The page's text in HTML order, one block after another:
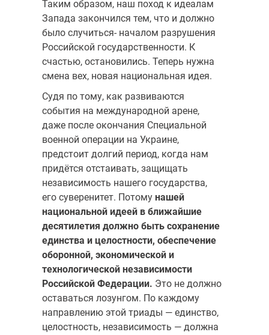
Таким образом, наш поход к идеалам
Запада закончился тем, что и должно
было случиться- началом разрушения
Российской государственности. К
счастью, остановились. Теперь нужна
смена вех, новая национальная идея.
Судя по тому, как развиваются
события на международной арене,
даже после окончания Специальной
военной операции на Украине,
предстоит долгий период, когда нам
придётся отстаивать, защищать
независимость нашего государства,
его суверенитет. Потомунашей
национальной идеей в ближайшие
десятилетия должно быть сохранение
единства и целостности, обеспечение
оборонной, экономической и
технологической независимости
Российской Федерации. Это не должно
оставаться лозунгом. По каждому
направлению этой триады — единство,
целостность, независимость — должна